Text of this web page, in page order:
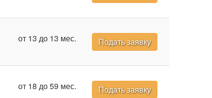
от 13 до 13 мес. Подать заявку
от 18 до 59 мес. Подать заявку